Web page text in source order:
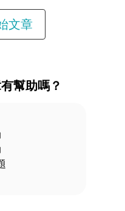
文章
幫助嗎？